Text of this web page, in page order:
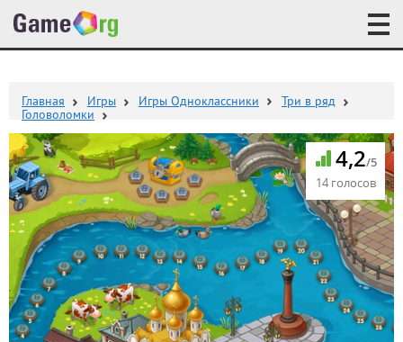
Главная Игры Игры Одноклассники
Три в ряд
Головоломки
4,2/5
14 голосов